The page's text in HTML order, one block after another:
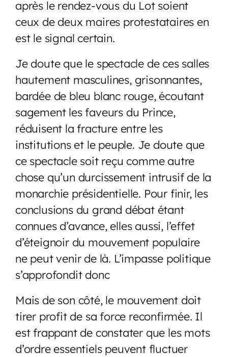
après le rendez-vous du Lot soient
ceux de deux maires protestataires en
est le signal certain.
Je doute que le spectacle de ces salles
hautement masculines, grisonnantes,
bardée de bleu blanc rouge, écoutant
sagement les faveurs du Prince,
réduisent la fracture entre les
institutions et le peuple. Je doute que
ce spectacle soit reçu comme autre
chose qu’un durcissement intrusif de la
monarchie présidentielle. Pour finir, les
conclusions du grand débat étant
connues d’avance, elles aussi, l’effet
d’éteignoir du mouvement populaire
ne peut venir de là. L’impasse politique
s’approfondit donc
Mais de son côté, le mouvement doit
tirer profit de sa force reconfirmée. Il
est frappant de constater que les mots
d’ordre essentiels peuvent fluctuer